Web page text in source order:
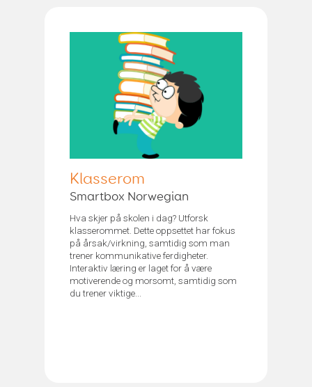
Klasserom
Smartbox Norwegian
Hva skjer på skolen i dag? Utforsk
klasserommet. Dette oppsettet har fokus
på årsak/virkning, samtidig som man
trener kommunikative ferdigheter.
Interaktiv læring er laget for å være
motiverende og morsomt, samtidig som
du trener viktige...